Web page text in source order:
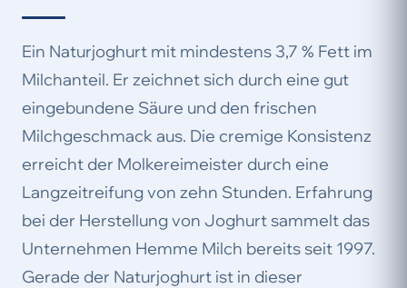
Ein Naturjoghurt mit mindestens 3,7 % Fett im
Milchanteil. Er zeichnet sich durch eine gut
eingebundene Säure und den frischen
Milchgeschmack aus. Die cremige Konsistenz
erreicht der Molkereimeister durch eine
Langzeitreifung von zehn Stunden. Erfahrung
bei der Herstellung von Joghurt sammelt das
Unternehmen Hemme Milch bereits seit 1997.
Gerade der Naturjoghurt ist in dieser